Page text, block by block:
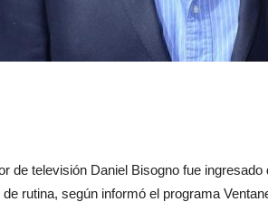
de televisión Daniel Bisogno fue
rutina, según informó el programa